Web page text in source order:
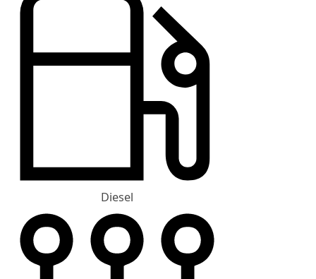
Diesel